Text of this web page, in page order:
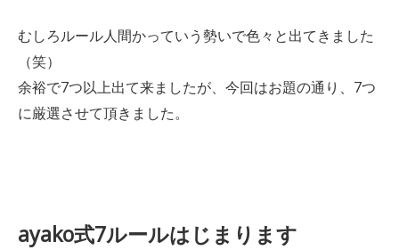
むしろルール人間かっていう勢いで色々と出てきました
（笑）
余裕で7つ以上出て来ましたが、今回はお題の通り、7つ
に厳選させて頂きました。
ayako式7ルールはじまります